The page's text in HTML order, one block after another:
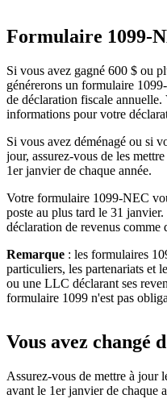
Formulaire 1099-
Si vous avez gagné 600 $ ou
générerons un formulaire
de déclaration fiscale annuelle.
informations pour votre
Si vous avez déménagé ou si
jour, assurez-vous de les
1er janvier de chaque année.
Votre formulaire 1099-NEC
poste au plus tard le 31
déclaration de revenus comme
Remarque : les formulaires
particuliers, les partenariats et
ou une LLC déclarant ses
formulaire 1099 n'est pas
Vous avez changé
Assurez-vous de mettre à jour
avant le 1er janvier de chaque